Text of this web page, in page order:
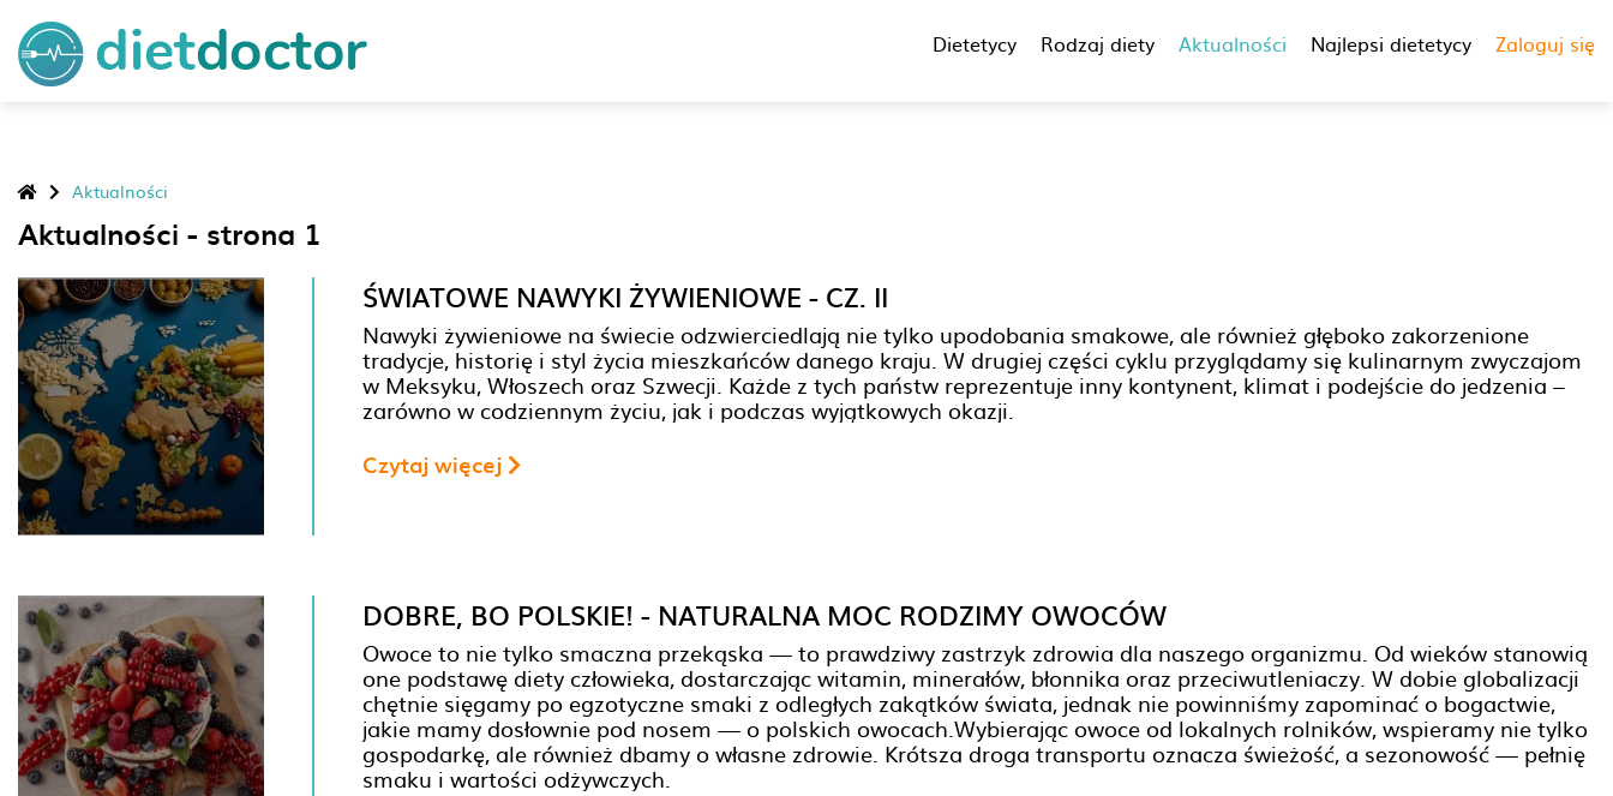
Dietetycy Rodzaj diety Aktualności Najlepsi dietetycy Zaloguj się
Aktualności
Aktualności - strona 1
ŚWIATOWE NAWYKI ŻYWIENIOWE - CZ. II
Nawyki żywieniowe na świecie odzwierciedlają nie tylko upodobania smakowe, ale również głęboko zakorzenione
tradycje, historię i styl życia mieszkańców danego kraju. W drugiej części cyklu przyglądamy się kulinarnym zwyczajom
w Meksyku, Włoszech oraz Szwecji. Każde z tych państw reprezentuje inny kontynent, klimat i podejście do jedzenia –
zarówno w codziennym życiu, jak i podczas wyjątkowych okazji.
Czytaj więcej
DOBRE, BO POLSKIE! - NATURALNA MOC RODZIMY OWOCÓW
Owoce to nie tylko smaczna przekąska — to prawdziwy zastrzyk zdrowia dla naszego organizmu. Od wieków stanowią
one podstawę diety człowieka, dostarczając witamin, minerałów, błonnika oraz przeciwutleniaczy. W dobie globalizacji
chętnie sięgamy po egzotyczne smaki z odległych zakątków świata, jednak nie powinniśmy zapominać o bogactwie,
jakie mamy dosłownie pod nosem — o polskich owocach.Wybierając owoce od lokalnych rolników, wspieramy nie tylko
gospodarkę, ale również dbamy o własne zdrowie. Krótsza droga transportu oznacza świeżość, a sezonowość — pełnię
smaku i wartości odżywczych.